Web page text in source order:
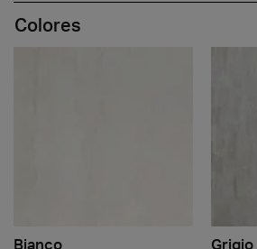
Colores
Bianco Grigio